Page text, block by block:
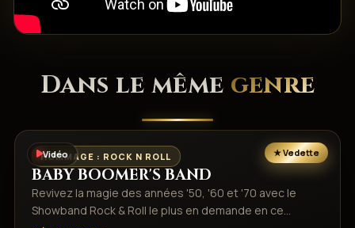
Dans le même genre
Vidéo
HOMMAGE : ROCK N ROLL
BABY BOOMER'S BAND
Revivez la magie des années '50, '60 et '70 avec le
Showband Rock & Roll le plus en demande en ce…